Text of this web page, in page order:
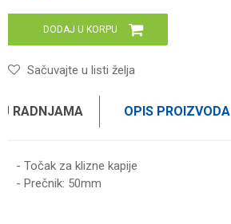
DODAJ U KORPU
Sačuvajte u listi želja
RADNJAMA OPIS PROIZVODA
- Točak za klizne kapije
- Prečnik: 50mm